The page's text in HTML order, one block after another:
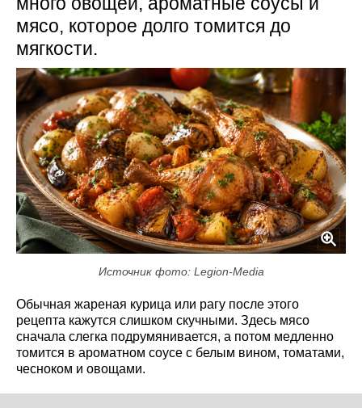
мясо, которое долго томится до
мягкости.
Источник фото: Legion-Media
Обычная жареная курица или рагу после этого
рецепта кажутся слишком скучными. Здесь мясо
сначала слегка подрумянивается, а потом медленно
томится в ароматном соусе с белым вином, томатами,
чесноком и овощами.